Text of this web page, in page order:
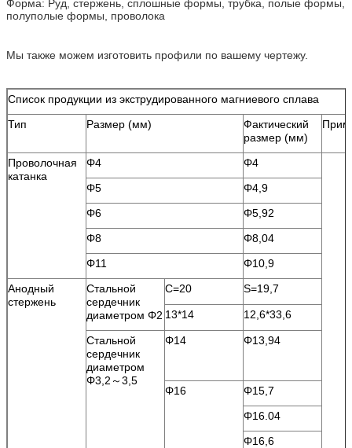
Форма: Руд, стержень, сплошные формы, трубка, полые формы,
полуполые формы, проволока
Мы также можем изготовить профили по вашему чертежу.
Список продукции из экструдированного магниевого сплава
Тип
Размер (мм)
Фактический
размер (мм)
Проволочная
катанка
Φ4
Φ4
Φ5
Φ4,9
Φ6
Φ5,92
Φ8
Φ8,04
Φ11
Φ10,9
Анодный
стержень
Стальной
сердечник
диаметром Φ2
С=20 S=19,7
13*14 12,6*33,6
Стальной
сердечник
диаметром
Φ3,2～3,5
Φ14 Φ13,94
Φ16
Φ15,7
Φ16.04
Φ16,6